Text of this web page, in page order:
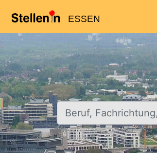
ESSEN
Beruf, Fachrichtung, Firma